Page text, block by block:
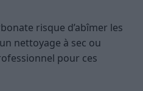
risque d’abîmer les
nettoyage à sec ou
pour ces